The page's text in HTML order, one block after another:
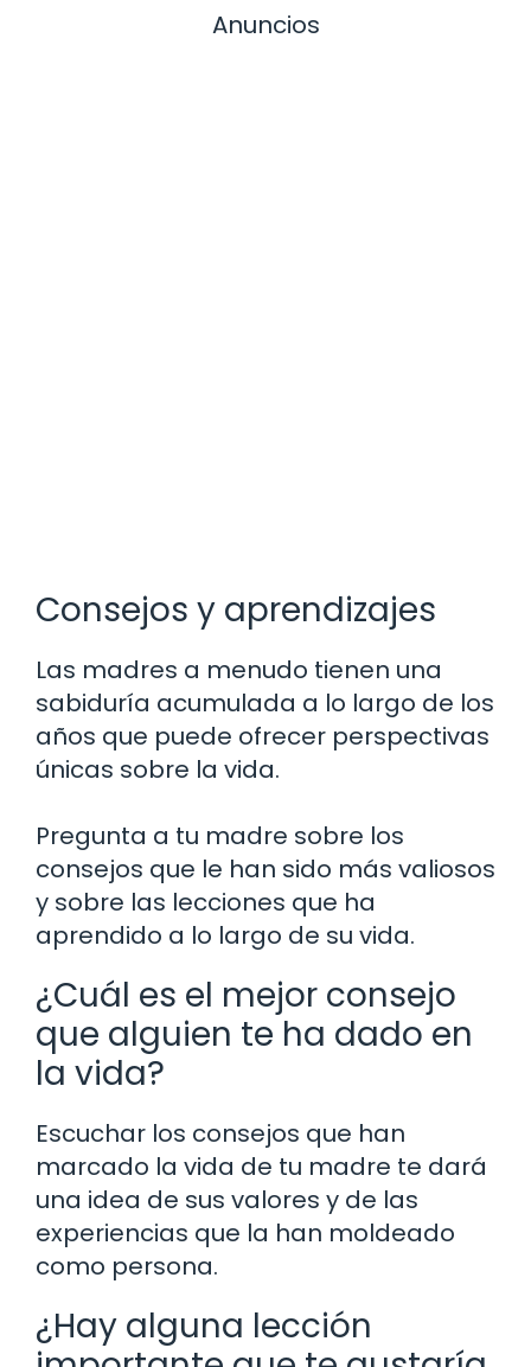
Anuncios
Consejos y aprendizajes
Las madres a menudo tienen una
sabiduría acumulada a lo largo de los
años que puede ofrecer perspectivas
únicas sobre la vida.
Pregunta a tu madre sobre los
consejos que le han sido más valiosos
y sobre las lecciones que ha
aprendido a lo largo de su vida.
¿Cuál es el mejor consejo
que alguien te ha dado en
la vida?
Escuchar los consejos que han
marcado la vida de tu madre te dará
una idea de sus valores y de las
experiencias que la han moldeado
como persona.
¿Hay alguna lección